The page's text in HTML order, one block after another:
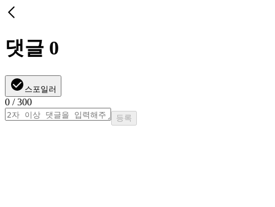
댓글 0
스포일러
0 / 300
등록